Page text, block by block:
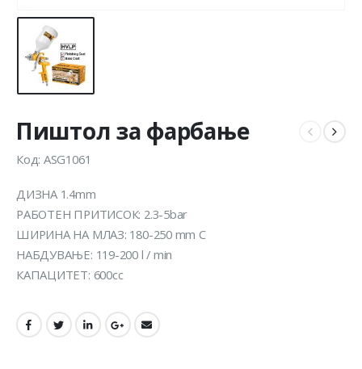
Пиштол за фарбање
Код: ASG1061
ДИЗНА 1.4mm
РАБОТЕН ПРИТИСОК: 2.3-5bar
ШИРИНА НА МЛАЗ: 180-250 mm С
НАБДУВАЊЕ: 119-200 l / min
КАПАЦИТЕТ: 600cc